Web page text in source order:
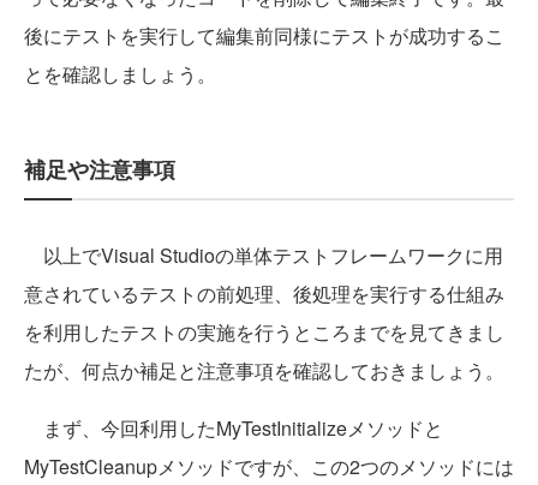
後にテストを実行して編集前同様にテストが成功するこ
とを確認しましょう。
補足や注意事項
以上でVisual Studioの単体テストフレームワークに用
意されているテストの前処理、後処理を実行する仕組み
を利用したテストの実施を行うところまでを見てきまし
たが、何点か補足と注意事項を確認しておきましょう。
まず、今回利用したMyTestInitializeメソッドと
MyTestCleanupメソッドですが、この2つのメソッドには